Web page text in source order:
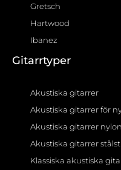
Gretsch
Hartwood
Ibanez
Gitarrtyper
Akustiska gitarrer
Akustiska gitarrer för
Akustiska gitarrer
Akustiska gitarrer
Klassiska akustiska